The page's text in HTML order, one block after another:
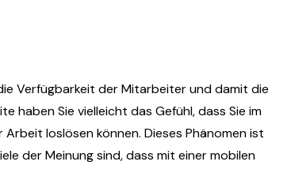
Verfügbarkeit der Mitarbeiter und damit die
haben Sie vielleicht das Gefühl, dass Sie im
loslösen können. Dieses Phänomen ist
der Meinung sind, dass mit einer mobilen